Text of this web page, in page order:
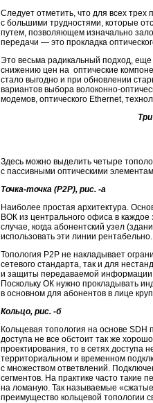
Следует отметить, что для всех
с большими трудностями, которые
путем, позволяющем изначально
передачи — это прокладка
Это весьма радикальный подход,
снижению цен на оптические
стало выгодно и при обновлении
вариантов выбора волоконно-
модемов, оптического Ethernet,
Здесь можно выделить четыре
с пассивными оптическими
Точка-точка (P2P), рис. -а
Наиболее простая архитектура.
ВОК из центрального офиса в
случае, когда абонентский узел
использовать эти линии рентабельно.
Топология P2P не накладывает
сетевого стандарта, так и для
и защиты передаваемой информации
Поскольку ОК нужно прокладывать
в основном для абонентов в лице
Кольцо, рис. -б
Кольцевая топология на основе
доступа не все обстоит так же
проектирования, то в сетях доступа
территориальном и временном
с множеством ответвлений.
сегментов. На практике часто такие
на ломаную. Так называемые
преимущество кольцевой топологии